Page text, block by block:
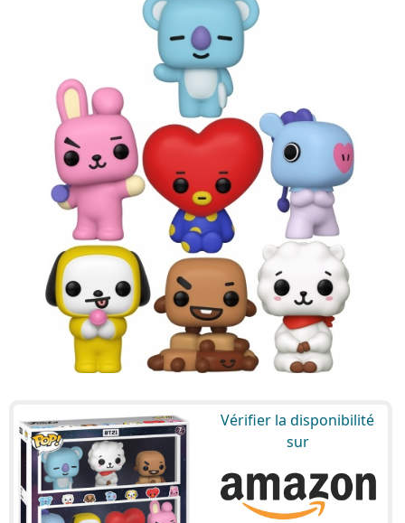
Vérifier la disponibilité
sur